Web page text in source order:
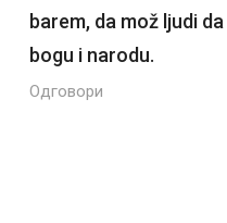
barem, da mož ljudi
bogu i narodu.
Одговори